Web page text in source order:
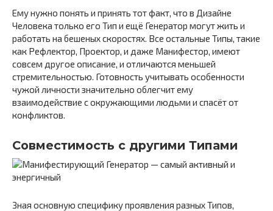
Ему нужно понять и принять тот факт, что в Дизайне
Человека только его Тип и ещё Генератор могут жить и
работать на бешеных скоростях. Все остальные Типы, такие
как Рефлектор, Проектор, и даже Манифестор, имеют
совсем другое описание, и отличаются меньшей
стремительностью. Готовность учитывать особенности
чужой личности значительно облегчит ему
взаимодействие с окружающими людьми и спасёт от
конфликтов.
Совместимость с другими Типами
Зная основную специфику проявления разных Типов,